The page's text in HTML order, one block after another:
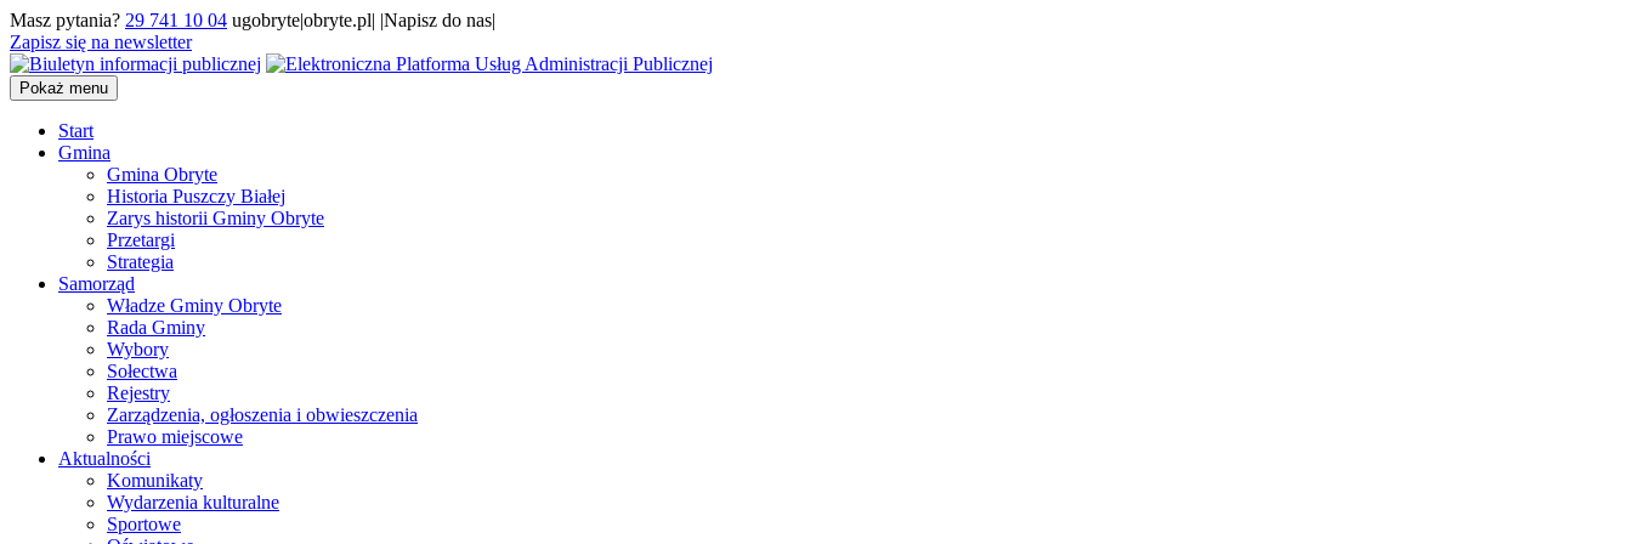
Masz pytania? 29 741 10 04 ugobryte|obryte.pl| |Napisz do nas|
Zapisz się na newsletter
Pokaż menu
Start
Gmina
Gmina Obryte
Historia Puszczy Białej
Zarys historii Gminy Obryte
Przetargi
Strategia
Samorząd
Władze Gminy Obryte
Rada Gminy
Wybory
Sołectwa
Rejestry
Zarządzenia, ogłoszenia i obwieszczenia
Prawo miejscowe
Aktualności
Komunikaty
Wydarzenia kulturalne
Sportowe